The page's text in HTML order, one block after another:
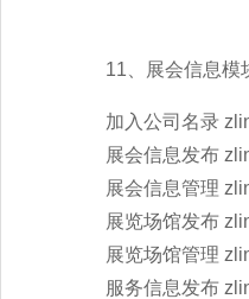
11、展会信息模
加入公司名录
展会信息发布
展会信息管理
展览场馆发布
展览场馆管理
服务信息发布